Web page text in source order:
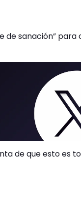
de sanación”
de que esto es